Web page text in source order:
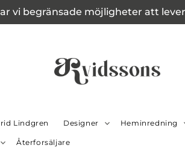
vi begränsade möjligheter att
Lindgren Designer Heminredning
Återforsäljare